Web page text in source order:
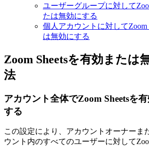
ユーザーグループに対して
たは無効にする
個人アカウントに対してZoom
は無効にする
Zoom Sheetsを有効または
法
アカウント全体でZoom Sheetsを
する
この設定により、アカウントオーナーま
ウント内のすべてのユーザーに対して